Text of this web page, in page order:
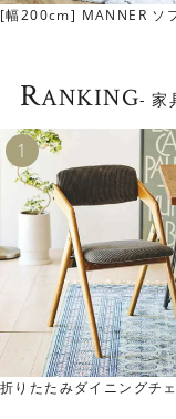
ゆとりある幅と奥
ソファの幅は約
人がゆとりをもっ
[幅200cm] MANNER ソ
RANKING- 家
折りたたみダイニングチ